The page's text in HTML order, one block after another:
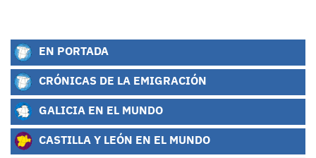
EN PORTADA
CRÓNICAS DE LA EMIGRACIÓN
GALICIA EN EL MUNDO
CASTILLA Y LEÓN EN EL MUNDO